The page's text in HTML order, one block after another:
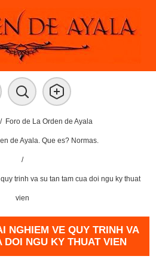
/ Foro de La Orden de Ayala
de Ayala. Que es? Normas.
/
trinh va su tan tam cua doi ngu ky thuat
vien
NGHIEM VE QUY TRINH VA
DOI NGU KY THUAT VIEN